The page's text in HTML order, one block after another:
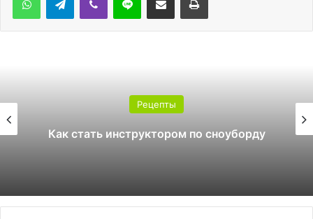
Рецепты
Как стать инструктором по сноуборду